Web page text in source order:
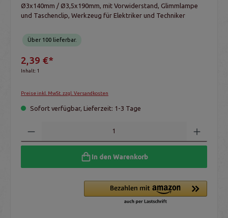
Ø3x140mm / Ø3,5x190mm, mit Vorwiderstand, Glimmlampe
und Taschenclip, Werkzeug für Elektriker und Techniker
Über 100 lieferbar.
2,39 €*
Inhalt: 1
Preise inkl. MwSt. zzgl. Versandkosten
Sofort verfügbar, Lieferzeit: 1-3 Tage
In den Warenkorb